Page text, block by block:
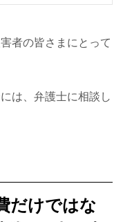
者の皆さまにとって
は、弁護士に相談し
だけではな